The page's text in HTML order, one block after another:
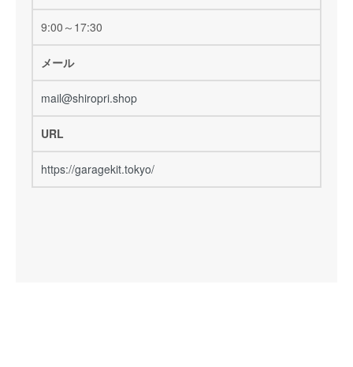
9:00～17:30
メール
mail@shiropri.shop
URL
https://garagekit.tokyo/